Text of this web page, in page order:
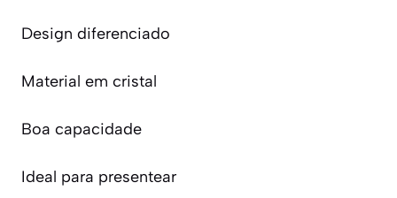
Design diferenciado
Material em cristal
Boa capacidade
Ideal para presentear